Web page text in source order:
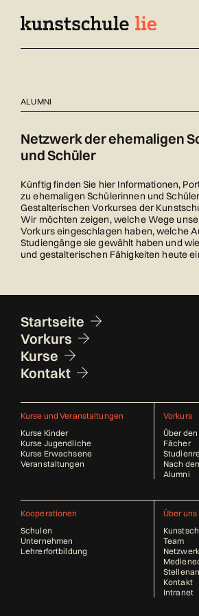
Navigieren
Seitenkontext
ALUMNI
Netzwerk der ehemaligen
und Schüler
Künftig finden Sie hier Informationen,
zu ehemaligen Schülerinnen und
Gestalterischen Vorkurses der
Wir möchten zeigen, welche Wege
Vorkurs eingeschlagen haben, welche
Studiengänge sie gewählt haben und
und gestalterischen Fähigkeiten heute
Fusszeile
Startseite
Vorkurs
Kurse
Kontakt
Kurse und Veranstaltungen
Kurse Kinder
Kurse Jugendliche
Kurse Erwachsene
Veranstaltungen
Vorkurs
Über
Fächer
Nach
Alumni
Kooperationen
Schulen
Unternehmen
Lehrerfortbildung
Über uns
Team
Netzwerk
Kontakt
Intranet